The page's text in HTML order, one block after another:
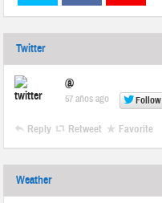
Twitter
@
57 años ago Follow
Reply Retweet Favorite
Weather